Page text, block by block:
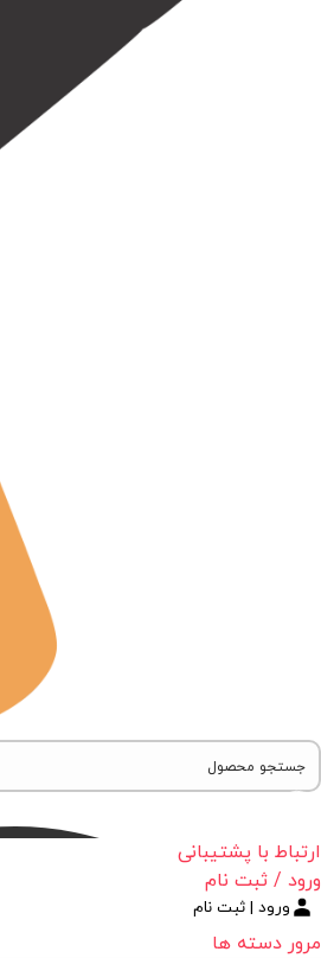
ارتباط با پشتیبانی
ورود / ثبت نام
ورود | ثبت نام
مرور دسته ها